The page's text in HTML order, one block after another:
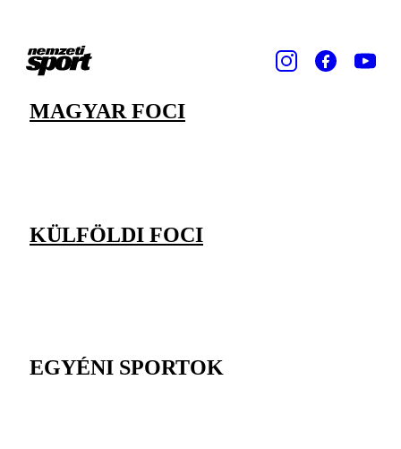
MAGYAR FOCI
KÜLFÖLDI FOCI
EGYÉNI SPORTOK